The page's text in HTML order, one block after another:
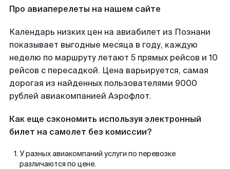
Про авиаперелеты на нашем сайте
Календарь низких цен на авиабилет из Познани
показывает выгодные месяца в году, каждую
неделю по маршруту летают 5 прямых рейсов и 10
рейсов с пересадкой. Цена варьируется, самая
дорогая из найденных пользователями 9000
рублей авиакомпанией Аэрофлот.
Как еще сэкономить используя электронный
билет на самолет без комиссии?
У разных авиакомпаний услуги по перевозке
различаются по цене.